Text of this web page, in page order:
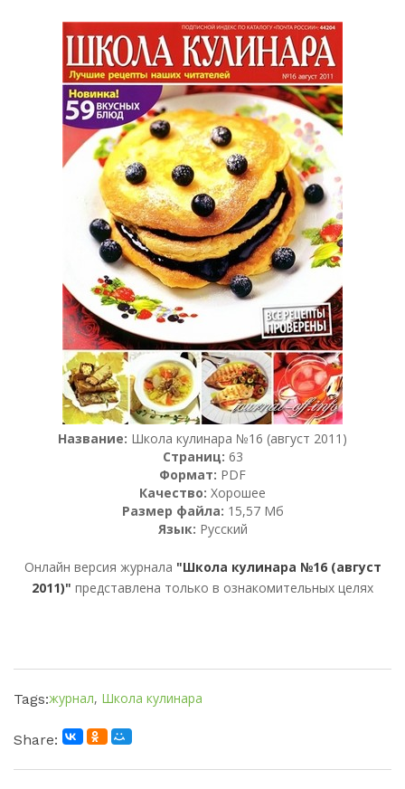
Название: Школа кулинара №16 (август 2011)
Страниц: 63
Формат: PDF
Качество: Хорошее
Размер файла: 15,57 Мб
Язык: Русский
Онлайн версия журнала "Школа кулинара №16 (август
2011)" представлена только в ознакомительных целях
Tags:журнал, Школа кулинара
Share: